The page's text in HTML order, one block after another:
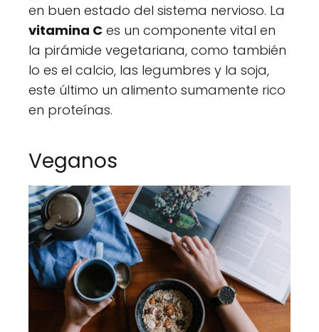
en buen estado del sistema nervioso. La
vitamina C es un componente vital en
la pirámide vegetariana, como también
lo es el calcio, las legumbres y la soja,
este último un alimento sumamente rico
en proteínas.
Veganos